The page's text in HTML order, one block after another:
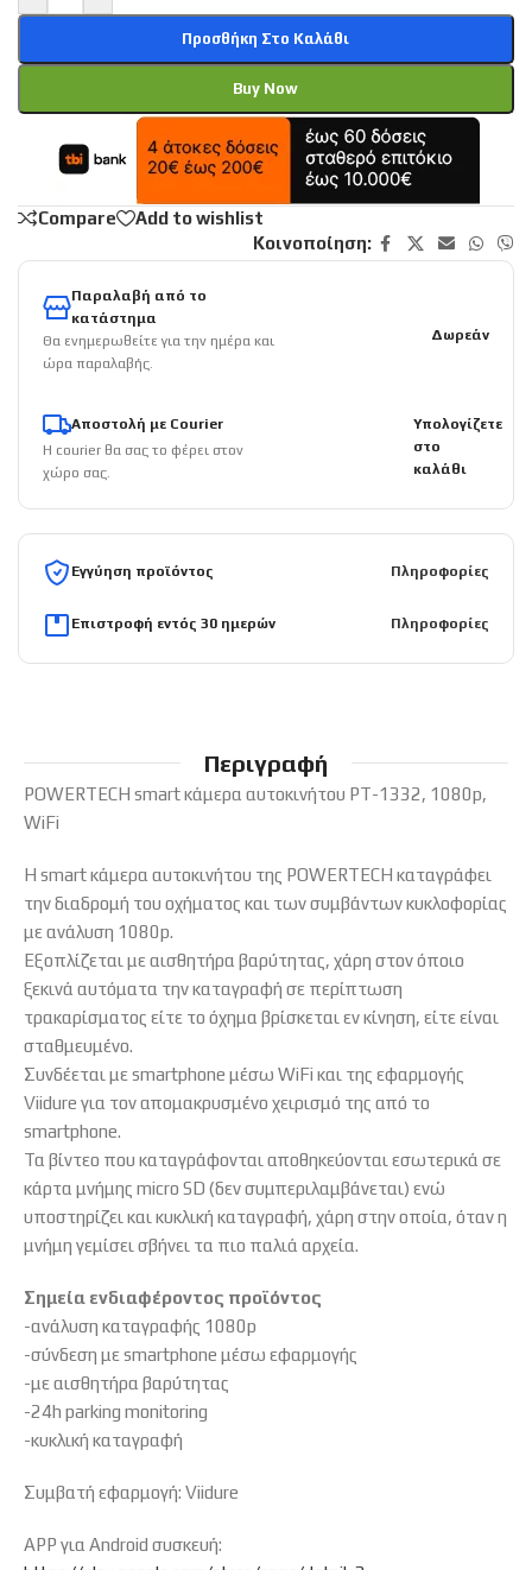
Προσθήκη Στο Καλάθι
Buy Now
Compare
Add to wishlist
Κοινοποίηση:
Παραλαβή από το
κατάστημα
Θα ενημερωθείτε για την ημέρα και
ώρα παραλαβής.
Δωρεάν
Αποστολή με Courier
Η courier θα σας το φέρει στον
χώρο σας.
Υπολογίζετε
στο
καλάθι
Εγγύηση προϊόντος Πληροφορίες
Επιστροφή εντός 30 ημερών Πληροφορίες
Περιγραφή
POWERTECH smart κάμερα αυτοκινήτου PT-1332, 1080p,
WiFi
Η smart κάμερα αυτοκινήτου της POWERTECH καταγράφει
την διαδρομή του οχήματος και των συμβάντων κυκλοφορίας
με ανάλυση 1080p.
Εξοπλίζεται με αισθητήρα βαρύτητας, χάρη στον όποιο
ξεκινά αυτόματα την καταγραφή σε περίπτωση
τρακαρίσματος είτε το όχημα βρίσκεται εν κίνηση, είτε είναι
σταθμευμένο.
Συνδέεται με smartphone μέσω WiFi και της εφαρμογής
Viidure για τον απομακρυσμένο χειρισμό της από το
smartphone.
Τα βίντεο που καταγράφονται αποθηκεύονται εσωτερικά σε
κάρτα μνήμης micro SD (δεν συμπεριλαμβάνεται) ενώ
υποστηρίζει και κυκλική καταγραφή, χάρη στην οποία, όταν η
μνήμη γεμίσει σβήνει τα πιο παλιά αρχεία.
Σημεία ενδιαφέροντος προϊόντος
-ανάλυση καταγραφής 1080p
-σύνδεση με smartphone μέσω εφαρμογής
-με αισθητήρα βαρύτητας
-24h parking monitoring
-κυκλική καταγραφή
Συμβατή εφαρμογή: Viidure
APP για Android συσκευή: